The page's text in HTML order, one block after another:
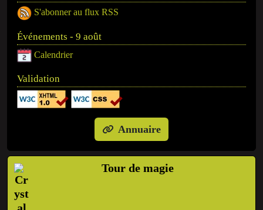
S'abonner au flux RSS
Événements - 9 août
Calendrier
Validation
Annuaire
Tour de magie